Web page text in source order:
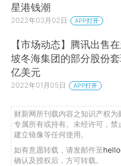
星港钱潮
2022年03月02日 APP打开
【市场动态】腾讯出售
坡冬海集团的部分股份
亿美元
2022年01月05日 APP打开
财新网所刊载内容之知识产权
专属所有或持有。未经许可，禁
建立镜像等任何使用。
如有意愿转载，请发邮件至
确认及授权后，方可转载。